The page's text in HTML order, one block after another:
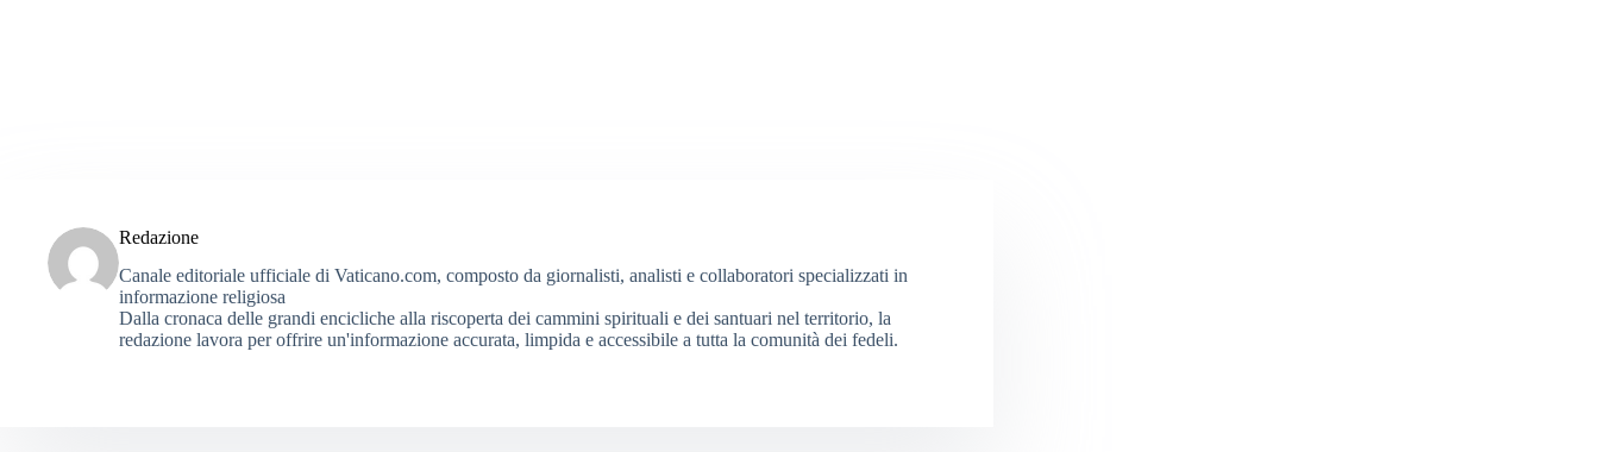
Redazione
Canale editoriale ufficiale di Vaticano.com, composto da giornalisti, analisti e collaboratori specializzati in
informazione religiosa
Dalla cronaca delle grandi encicliche alla riscoperta dei cammini spirituali e dei santuari nel territorio, la
redazione lavora per offrire un'informazione accurata, limpida e accessibile a tutta la comunità dei fedeli.